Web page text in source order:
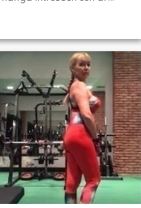
och fred med nära
kära. Jag älskar
men samtidigt
jag komfort och